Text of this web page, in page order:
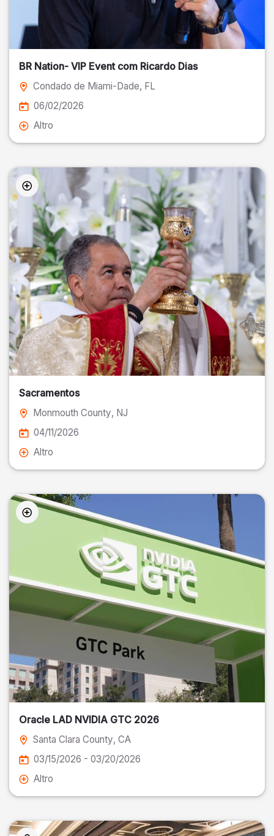
BR Nation- VIP Event com Ricardo Dias
Condado de Miami-Dade, FL
06/02/2026
Altro
Sacramentos
Monmouth County, NJ
04/11/2026
Altro
Oracle LAD NVIDIA GTC 2026
Santa Clara County, CA
03/15/2026 - 03/20/2026
Altro